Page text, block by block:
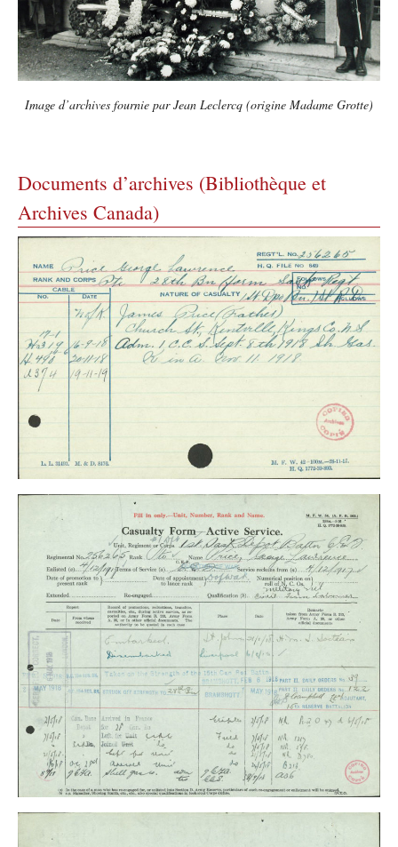
Image d’archives fournie par Jean Leclercq (origine Madame Grotte)
Documents d’archives (Bibliothèque et
Archives Canada)